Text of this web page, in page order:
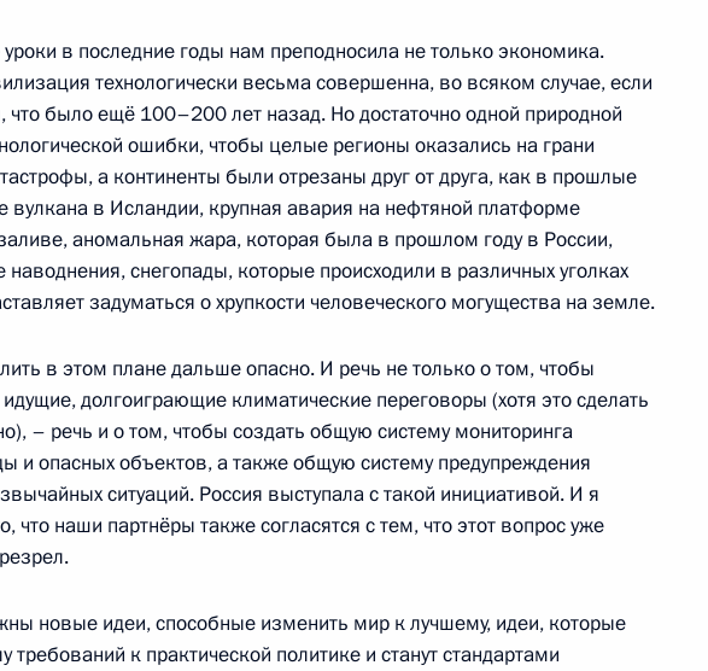
обеспечения безопасности на транспорте
13:30 Московская область, Горки
года, вторник
главной угрозой безопасности России
1
горе, это трагедия»
08:20 Москва
в связи со взрывом в аэропорту
в последние годы нам преподносила не только экономика.
технологически весьма совершенна, во всяком случае, если
что было ещё 100–200 лет назад. Но достаточно одной природной
ошибки, чтобы целые регионы оказались на грани
а континенты были отрезаны друг от друга, как в прошлые
вулкана в Исландии, крупная авария на нефтяной платформе
аномальная жара, которая была в прошлом году в России,
наводнения, снегопады, которые происходили в различных уголках
задуматься о хрупкости человеческого могущества на земле.
в этом плане дальше опасно. И речь не только о том, чтобы
долгоиграющие климатические переговоры (хотя это сделать
– речь и о том, чтобы создать общую систему мониторинга
и опасных объектов, а также общую систему предупреждения
ситуаций. Россия выступала с такой инициативой. И я
что наши партнёры также согласятся с тем, что этот вопрос уже
новые идеи, способные изменить мир к лучшему, идеи, которые
требований к практической политике и станут стандартами